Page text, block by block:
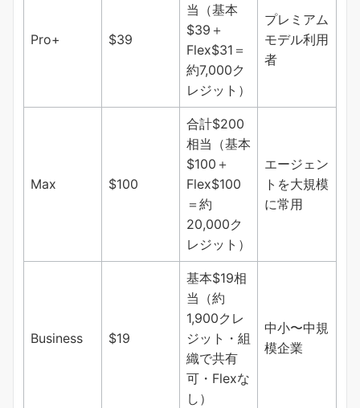
Pro+ $39
当（基本
$39＋
Flex$31＝
約7,000ク
レジット）
プレミアム
モデル利用
者
Max $100
合計$200
相当（基本
$100＋
Flex$100
＝約
20,000ク
レジット）
エージェン
トを大規模
に常用
Business $19
基本$19相
当（約
1,900クレ
ジット・組
織で共有
可・Flexな
し）
中小〜中規
模企業